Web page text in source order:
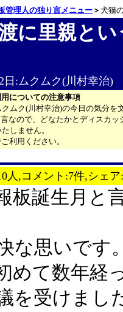
管理人の独り言メニュー ＞ 犬猫
に里親と
日:ムクムク(川村幸治)
についての注意事項
ムク(川村幸治)の今日の気分を
なので、どなたかとディスカ
しません。
利用ください。
人,コメント:7件,シェア
板誕生月と
な思いです
めて数年経
を受けまし